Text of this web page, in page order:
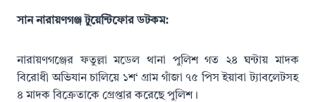
সান নারায়ণগঞ্জ টুয়েন্টিফোর ডটকম:
নারায়ণগঞ্জের ফতুল্লা মডেল থানা পুলিশ গত ২৪ ঘন্টায় মাদক
বিরোধী অভিযান চালিয়ে ১শ‘ গ্রাম গাঁজা ৭৫ পিস ইয়াবা ট্যাবলেটসহ
৪ মাদক বিক্রেতাকে গ্রেপ্তার করেছে পুলিশ।